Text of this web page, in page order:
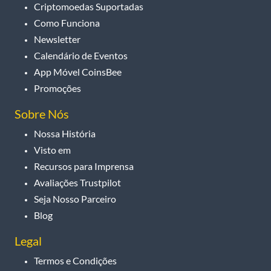
Criptomoedas Suportadas
Como Funciona
Newsletter
Calendário de Eventos
App Móvel CoinsBee
Promoções
Sobre Nós
Nossa História
Visto em
Recursos para Imprensa
Avaliações Trustpilot
Seja Nosso Parceiro
Blog
Legal
Termos e Condições